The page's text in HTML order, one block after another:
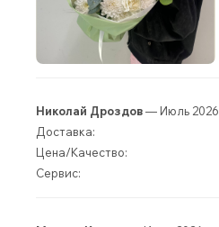
Николай Дроздов— Июль 2026
Доставка:
Цена/Качество:
Сервис: